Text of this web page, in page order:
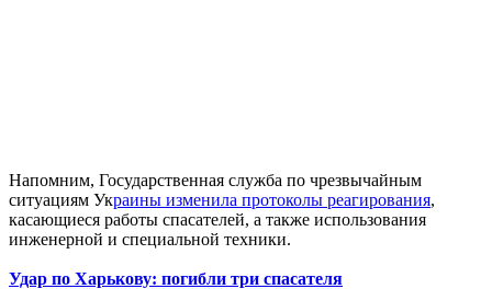
Напомним, Государственная служба по чрезвычайным
ситуациям Украины изменила протоколы реагирования,
касающиеся работы спасателей, а также использования
инженерной и специальной техники.
Удар по Харькову: погибли три спасателя